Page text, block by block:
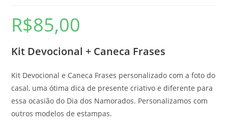
R$85,00
Kit Devocional + Caneca Frases
Kit Devocional e Caneca Frases personalizado com a foto do
casal, uma ótima dica de presente criativo e diferente para
essa ocasião do Dia dos Namorados. Personalizamos com
outros modelos de estampas.